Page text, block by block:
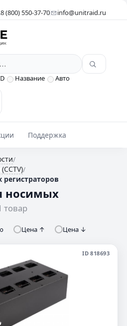
8 (800) 550-37-70 info@unitraid.ru
Название Авто
Поддержка
/
/
носимых
товар
Цена ↑ Цена ↓
ID 818693